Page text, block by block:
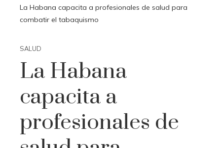
La Habana capacita a profesionales de salud para
combatir el tabaquismo
SALUD
La Habana
capacita a
profesionales de